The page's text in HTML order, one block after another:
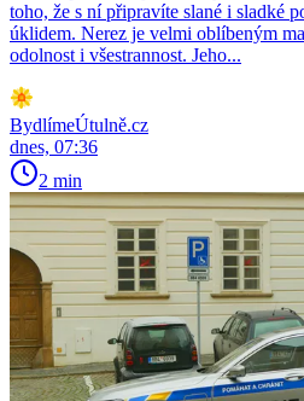
toho, že s ní připravíte slané i sladké
úklidem. Nerez je velmi oblíbeným
odolnost i všestrannost. Jeho...
BydlímeÚtulně.cz
dnes, 07:36
2 min